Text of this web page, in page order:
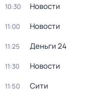
10:30 Новости
11:00 Новости
11:25 Деньги 24
11:30 Новости
11:50 Сити